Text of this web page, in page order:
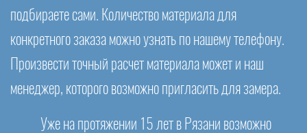
подбираете сами. Количество материала для
конкретного заказа можно узнать по нашему телефону.
Произвести точный расчет материала может и наш
менеджер, которого возможно пригласить для замера.
Уже на протяжении 15 лет в Рязани возможно